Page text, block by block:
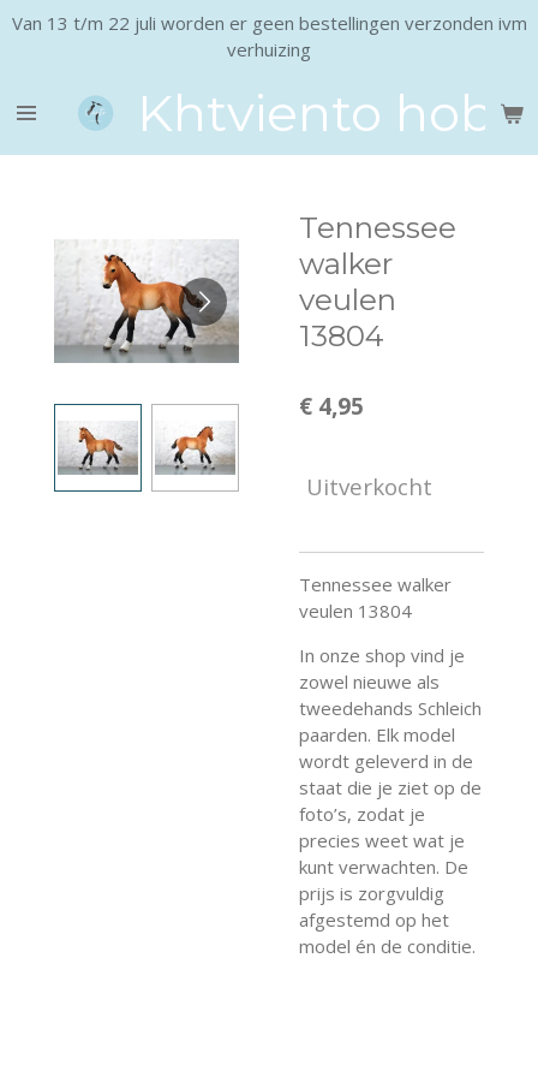
Ga
de
hoofdinhoud
Khtviento
Van 13 t/m 22 juli worden er geen bestellingen verzonden ivm
verhuizing
Tennessee
walker
veulen
13804
€ 4,95
Uitverkocht
Tennessee walker
veulen 13804
In onze shop vind je
zowel nieuwe als
tweedehands Schleich
paarden. Elk model
wordt geleverd in de
staat die je ziet op de
foto’s, zodat je
precies weet wat je
kunt verwachten. De
prijs is zorgvuldig
afgestemd op het
model én de conditie.